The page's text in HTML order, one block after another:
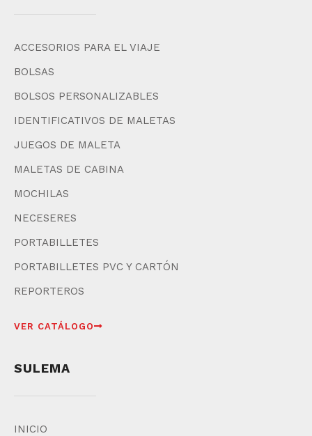
ACCESORIOS PARA EL VIAJE
BOLSAS
BOLSOS PERSONALIZABLES
IDENTIFICATIVOS DE MALETAS
JUEGOS DE MALETA
MALETAS DE CABINA
MOCHILAS
NECESERES
PORTABILLETES
PORTABILLETES PVC Y CARTÓN
REPORTEROS
VER CATÁLOGO
SULEMA
INICIO